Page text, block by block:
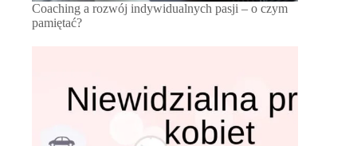
Coaching a rozwój indywidualnych pasji – o czym
pamiętać?